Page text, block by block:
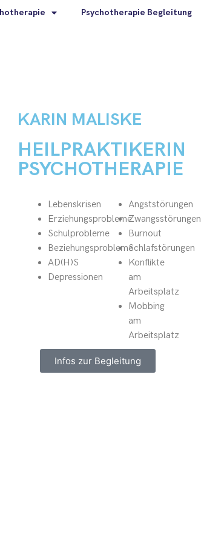
Psychotherapie Begleitung
KARIN MALISKE
HEILPRAKTIKERIN
PSYCHOTHERAPIE
Lebenskrisen
Erziehungsprobleme
Schulprobleme
Beziehungsprobleme
AD(H)S
Depressionen
Angststörungen
Zwangsstörungen
Burnout
Schlafstörungen
Konflikte
am
Arbeitsplatz
Mobbing
am
Arbeitsplatz
Infos zur Begleitung